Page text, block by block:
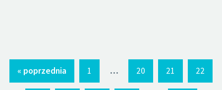
« poprzednia 1 ... 20 21 22